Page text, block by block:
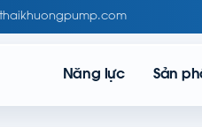
Năng lực Sản